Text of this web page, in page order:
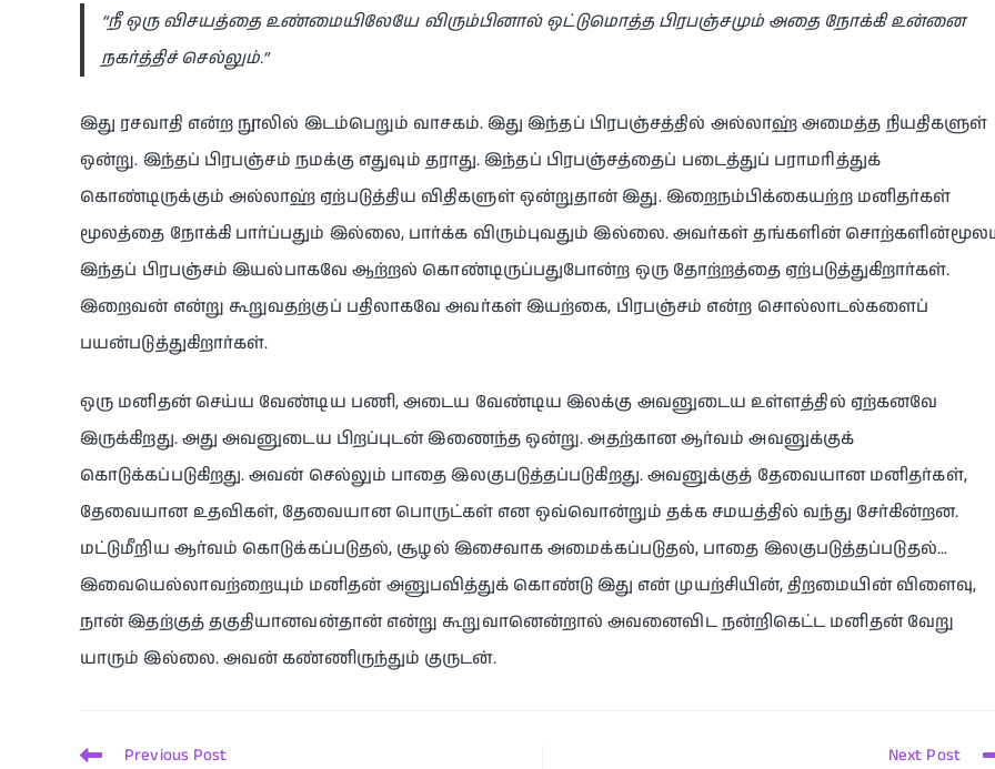
“நீ ஒரு விசயத்தை உண்மையிலேயே விரும்பினால் ஒட்டுமொத்த பிரபஞ்சமும் அதை நோக்கி உன்னை
நகர்த்திச் செல்லும்.”
இது ரசவாதி என்ற நூலில் இடம்பெறும் வாசகம். இது இந்தப் பிரபஞ்சத்தில் அல்லாஹ் அமைத்த நியதிகளுள்
ஒன்று. இந்தப் பிரபஞ்சம் நமக்கு எதுவும் தராது. இந்தப் பிரபஞ்சத்தைப் படைத்துப் பராமரித்துக்
கொண்டிருக்கும் அல்லாஹ் ஏற்படுத்திய விதிகளுள் ஒன்றுதான் இது. இறைநம்பிக்கையற்ற மனிதர்கள்
மூலத்தை நோக்கி பார்ப்பதும் இல்லை, பார்க்க விரும்புவதும் இல்லை. அவர்கள் தங்களின்
இந்தப் பிரபஞ்சம் இயல்பாகவே ஆற்றல் கொண்டிருப்பதுபோன்ற ஒரு தோற்றத்தை ஏற்படுத்துகிறார்கள்.
இறைவன் என்று கூறுவதற்குப் பதிலாகவே அவர்கள் இயற்கை, பிரபஞ்சம் என்ற சொல்லாடல்களைப்
பயன்படுத்துகிறார்கள்.
ஒரு மனிதன் செய்ய வேண்டிய பணி, அடைய வேண்டிய இலக்கு அவனுடைய உள்ளத்தில் ஏற்கனவே
இருக்கிறது. அது அவனுடைய பிறப்புடன் இணைந்த ஒன்று. அதற்கான ஆர்வம் அவனுக்குக்
கொடுக்கப்படுகிறது. அவன் செல்லும் பாதை இலகுபடுத்தப்படுகிறது. அவனுக்குத் தேவையான மனிதர்கள்,
தேவையான உதவிகள், தேவையான பொருட்கள் என ஒவ்வொன்றும் தக்க சமயத்தில் வந்து சேர்கின்றன.
மட்டுமீறிய ஆர்வம் கொடுக்கப்படுதல், சூழல் இசைவாக அமைக்கப்படுதல், பாதை இலகுபடுத்தப்படுதல்…
இவையெல்லாவற்றையும் மனிதன் அனுபவித்துக் கொண்டு இது என் முயற்சியின், திறமையின் விளைவு,
நான் இதற்குத் தகுதியானவன்தான் என்று கூறுவானென்றால் அவனைவிட நன்றிகெட்ட மனிதன் வேறு
யாரும் இல்லை. அவன் கண்ணிருந்தும் குருடன்.
Previous Post Next Post